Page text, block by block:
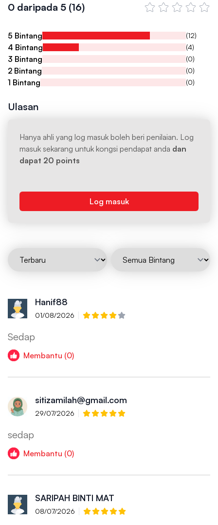
Ulasan
Hanya ahli yang log masuk boleh beri penilaian. Log
masuk sekarang untuk kongsi pendapat anda dan
dapat 20 points
Log masuk
0 daripada 5 (16)
5 Bintang (12)
4 Bintang (4)
3 Bintang (0)
2 Bintang (0)
1 Bintang (0)
Hanif88
01/08/2026
Sedap
Membantu (0)
sitizamilah@gmail.com
29/07/2026
sedap
Membantu (0)
SARIPAH BINTI MAT
08/07/2026